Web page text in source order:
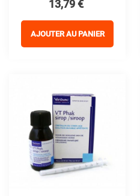
Prix
13,79 €
AJOUTER AU PANIER